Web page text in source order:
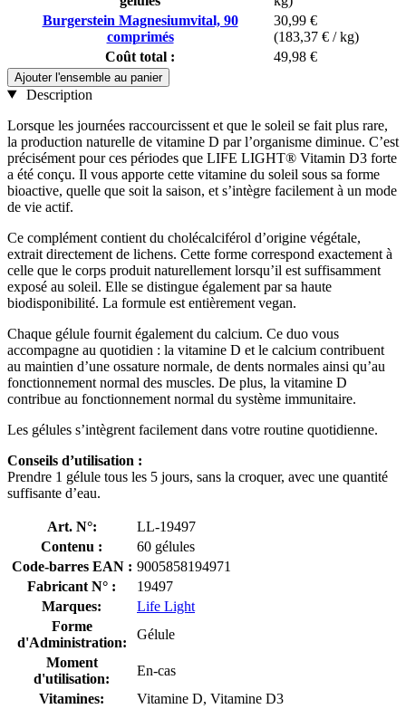
Burgerstein Magnesiumvital, 90
comprimés
30,99 €
(183,37 € / kg)
Coût total :
49,98 €
Ajouter l'ensemble au panier
Description
Lorsque les journées raccourcissent et que le soleil se fait plus rare,
la production naturelle de vitamine D par l’organisme diminue. C’est
précisément pour ces périodes que LIFE LIGHT® Vitamin D3 forte
a été conçu. Il vous apporte cette vitamine du soleil sous sa forme
bioactive, quelle que soit la saison, et s’intègre facilement à un mode
de vie actif.
Ce complément contient du cholécalciférol d’origine végétale,
extrait directement de lichens. Cette forme correspond exactement à
celle que le corps produit naturellement lorsqu’il est suffisamment
exposé au soleil. Elle se distingue également par sa haute
biodisponibilité. La formule est entièrement vegan.
Chaque gélule fournit également du calcium. Ce duo vous
accompagne au quotidien : la vitamine D et le calcium contribuent
au maintien d’une ossature normale, de dents normales ainsi qu’au
fonctionnement normal des muscles. De plus, la vitamine D
contribue au fonctionnement normal du système immunitaire.
Les gélules s’intègrent facilement dans votre routine quotidienne.
Conseils d’utilisation :
Prendre 1 gélule tous les 5 jours, sans la croquer, avec une quantité
suffisante d’eau.
Art. N°:
LL-19497
Contenu :
60 gélules
Code-barres EAN : 9005858194971
Fabricant N° :
19497
Marques:
Life Light
Forme
d'Administration:
Gélule
Moment
d'utilisation:
En-cas
Vitamines:
Vitamine D, Vitamine D3